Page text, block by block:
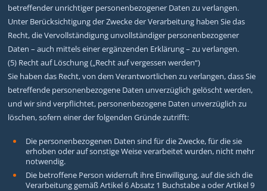
betreffender unrichtiger personenbezogener Daten zu verlangen.
Unter Berücksichtigung der Zwecke der Verarbeitung haben Sie das
Recht, die Vervollständigung unvollständiger personenbezogener
Daten – auch mittels einer ergänzenden Erklärung – zu verlangen.
(5) Recht auf Löschung („Recht auf vergessen werden“)
Sie haben das Recht, von dem Verantwortlichen zu verlangen, dass Sie
betreffende personenbezogene Daten unverzüglich gelöscht werden,
und wir sind verpflichtet, personenbezogene Daten unverzüglich zu
löschen, sofern einer der folgenden Gründe zutrifft:
Die personenbezogenen Daten sind für die Zwecke, für die sie
erhoben oder auf sonstige Weise verarbeitet wurden, nicht mehr
notwendig.
Die betroffene Person widerruft ihre Einwilligung, auf die sich die
Verarbeitung gemäß Artikel 6 Absatz 1 Buchstabe a oder Artikel 9